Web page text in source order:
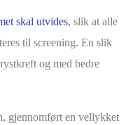
skal utvides, slik at alle
til screening. En slik
og med bedre
gjennomført en vellykket